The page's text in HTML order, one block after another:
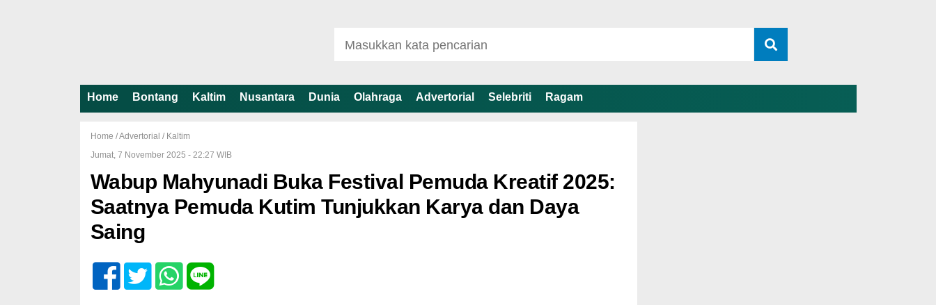
Home Bontang Kaltim Nusantara Dunia Olahraga Advertorial Selebriti Ragam
Home /Advertorial / Kaltim
Jumat, 7 November 2025 - 22:27 WIB
Wabup Mahyunadi Buka Festival Pemuda Kreatif 2025:
Saatnya Pemuda Kutim Tunjukkan Karya dan Daya
Saing